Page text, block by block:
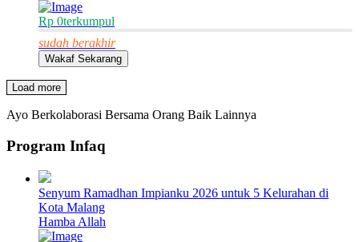
Rp 0terkumpul
sudah berakhir
Wakaf Sekarang
Load more
Ayo Berkolaborasi Bersama Orang Baik Lainnya
Program Infaq
Senyum Ramadhan Impianku 2026 untuk 5 Kelurahan di
Kota Malang
Hamba Allah